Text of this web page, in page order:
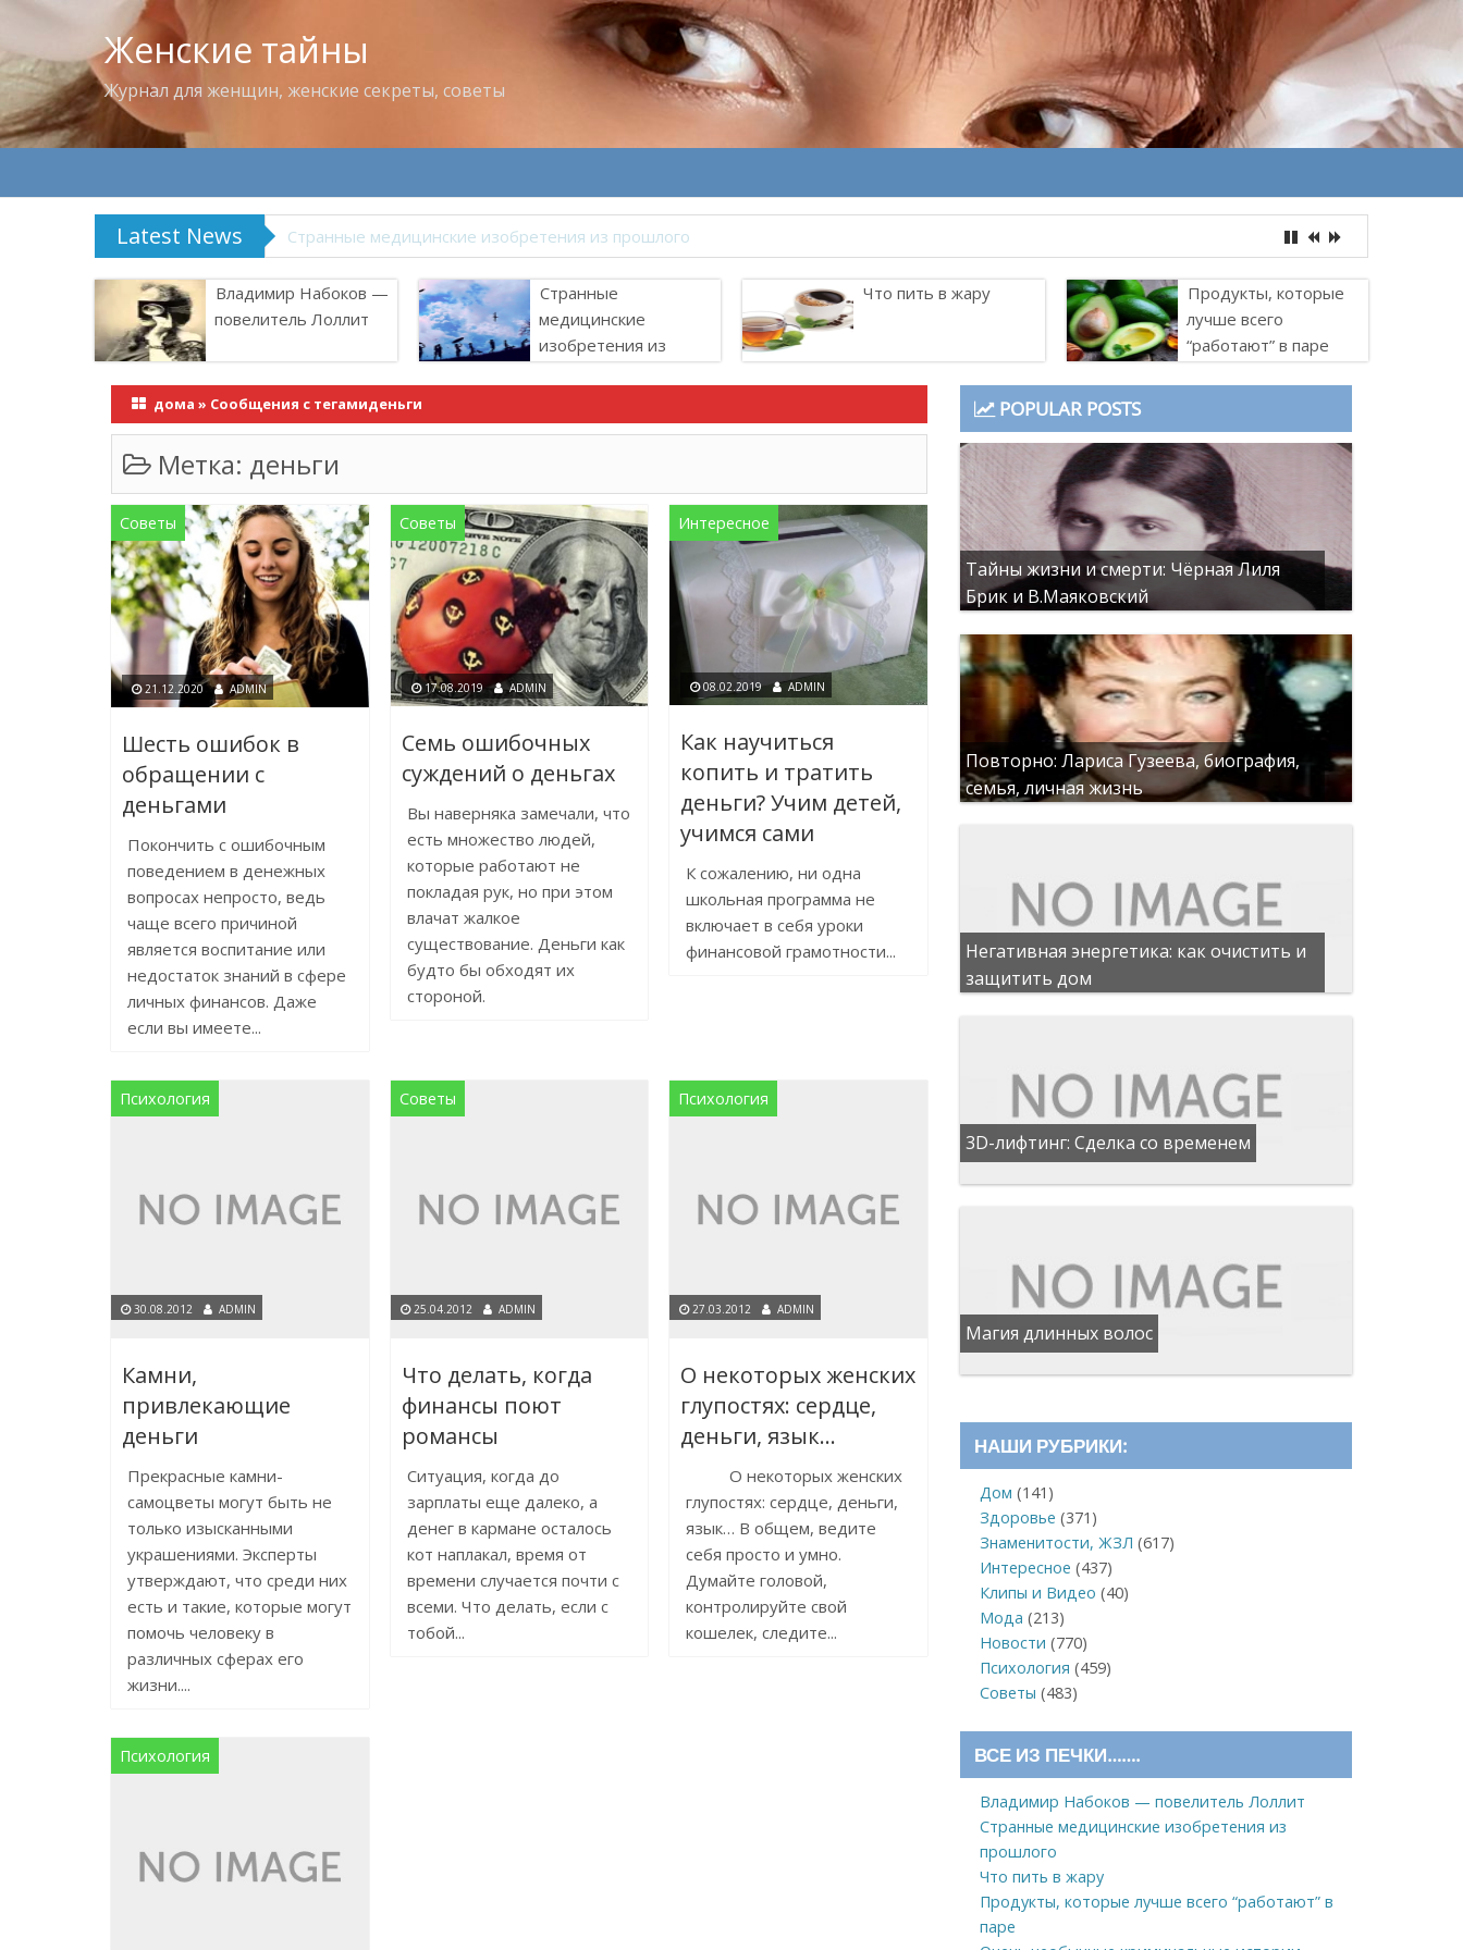
Женские тайны
Журнал для женщин, женские секреты, советы
Latest News Что пить в жару
Владимир Набоков —
повелитель Лоллит
Странные
медицинские
изобретения из
Что пить в жару
Продукты, которые
лучше всего
“работают” в паре
дома » Сообщения с тегамиденьги
Метка: деньги
Советы
21.12.2020 ADMIN
Шесть ошибок в
обращении с
деньгами
Покончить с ошибочным
поведением в денежных
вопросах непросто, ведь
чаще всего причиной
является воспитание или
недостаток знаний в сфере
личных финансов. Даже
если вы имеете...
Советы
17.08.2019 ADMIN
Семь ошибочных
суждений о деньгах
Вы наверняка замечали, что
есть множество людей,
которые работают не
покладая рук, но при этом
влачат жалкое
существование. Деньги как
будто бы обходят их
стороной.
Интересное
08.02.2019 ADMIN
Как научиться
копить и тратить
деньги? Учим детей,
учимся сами
К сожалению, ни одна
школьная программа не
включает в себя уроки
финансовой грамотности...
Психология
30.08.2012 ADMIN
Камни,
привлекающие
деньги
Прекрасные камни-
самоцветы могут быть не
только изысканными
украшениями. Эксперты
утверждают, что среди них
есть и такие, которые могут
помочь человеку в
различных сферах его
жизни....
Советы
25.04.2012 ADMIN
Что делать, когда
финансы поют
романсы
Ситуация, когда до
зарплаты еще далеко, а
денег в кармане осталось
кот наплакал, время от
времени случается почти с
всеми. Что делать, если с
тобой...
Психология
27.03.2012 ADMIN
О некоторых женских
глупостях: сердце,
деньги, язык…
О некоторых женских
глупостях: сердце, деньги,
язык… В общем, ведите
себя просто и умно.
Думайте головой,
контролируйте свой
кошелек, следите...
Психология
POPULAR POSTS
Тайны жизни и смерти: Чёрная Лиля
Брик и В.Маяковский
Повторно: Лариса Гузеева, биография,
семья, личная жизнь
Негативная энергетика: как очистить и
защитить дом
3D-лифтинг: Сделка со временем
Магия длинных волос
НАШИ РУБРИКИ:
Дом (141)
Здоровье (371)
Знаменитости, ЖЗЛ (617)
Интересное (437)
Клипы и Видео (40)
Мода (213)
Новости (770)
Психология (459)
Советы (483)
ВСЕ ИЗ ПЕЧКИ…….
Владимир Набоков — повелитель Лоллит
Странные медицинские изобретения из
прошлого
Что пить в жару
Продукты, которые лучше всего “работают” в
паре